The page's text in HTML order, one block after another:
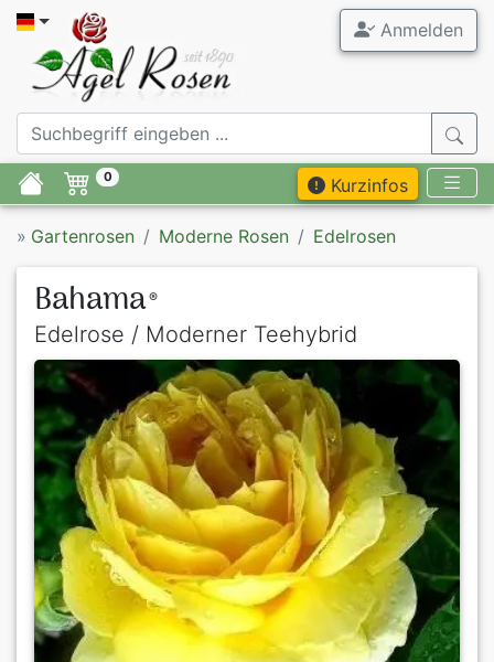
Anmelden
0 Kurzinfos
» Gartenrosen Moderne Rosen Edelrosen
Bahama ®
Edelrose / Moderner Teehybrid